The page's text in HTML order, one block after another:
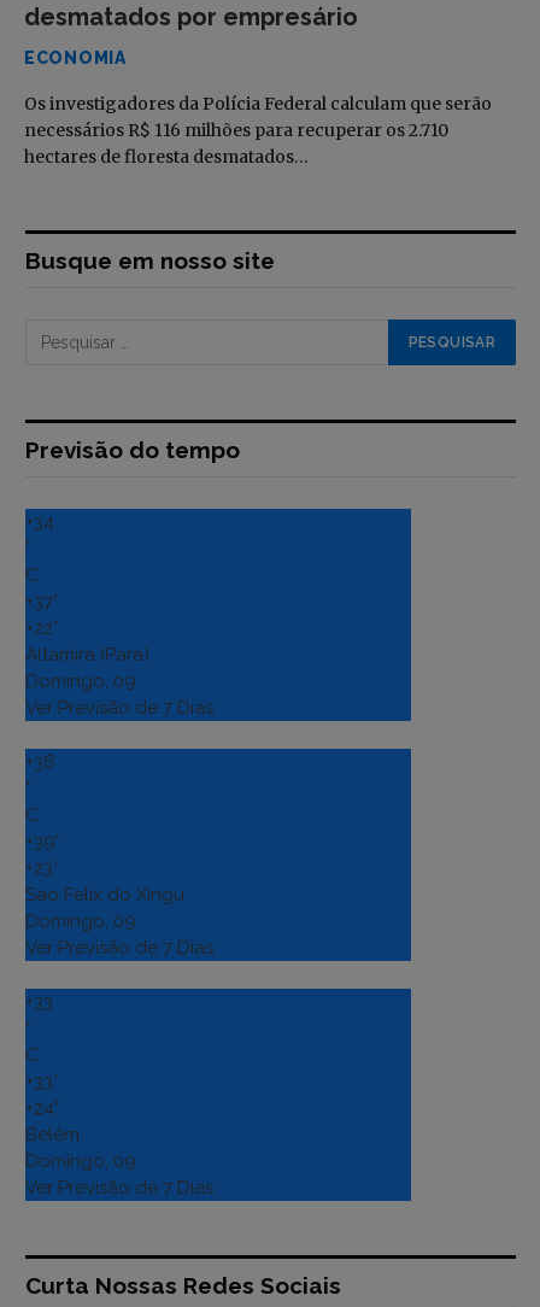
desmatados por empresário
ECONOMIA
Os investigadores da Polícia Federal calculam que serão
necessários R$ 116 milhões para recuperar os 2.710
hectares de floresta desmatados…
Busque em nosso site
Previsão do tempo
+34
°
C
+37°
+22°
Altamira (Para)
Domingo, 09
Ver Previsão de 7 Dias
+36
°
C
+39°
+23°
Sao Felix do Xingu
Domingo, 09
Ver Previsão de 7 Dias
+33
°
C
+33°
+24°
Belém
Domingo, 09
Ver Previsão de 7 Dias
Curta Nossas Redes Sociais